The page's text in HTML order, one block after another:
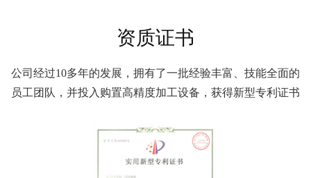
资质证书
公司经过10多年的发展，拥有了一批经验丰富、技能全面的
员工团队，并投入购置高精度加工设备，获得新型专利证书